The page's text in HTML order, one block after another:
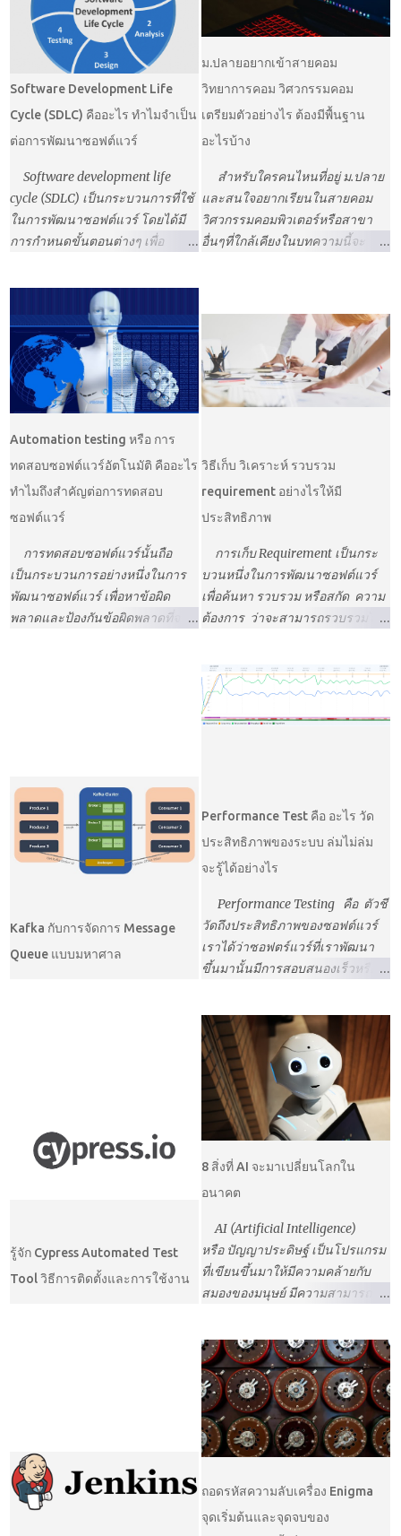
Software Development Life
Cycle (SDLC) คืออะไร ทำไมจำเป็น
ต่อการพัฒนาซอฟต์แวร์
Software development life
cycle (SDLC) เป็นกระบวนการที่ใช้
ในการพัฒนาซอฟต์แวร์ โดยได้มี
การกำหนดขั้นตอนต่างๆ เพื่อ
สมบูรณ์ โดยทั่วไปแล้ว SDLC จะ
ประกอบไปด้วย 6 ขั้นตอนได้แก่
การวางแผน การเก็บรวบรวม
Requirement การออกแบบ
ซอฟต์แวร์ การพัฒนา ซอฟต์แวร์
การทดสอบ ซอฟต์แวร์ การบำรุง
รักษา ซอฟต์แวร์ ขั้นตอน
กระบวนการพัฒนาซอฟต์แวร์ -
1. การวางแผน (Planning) เป็นการ
วางแผนในการพัฒนาซอฟต์แวร์
ใน Phase นี้ Program manager,
Project Manage จะวางแผนใน
Project ว่าจะใช้ระยะเวลาในการ
พัฒนาซอฟต์แวร์เท่าไหร่ (Time) มี
Feature อะไรบ้างที่จะพัฒนา
กลต เข้ามาเป็นปัจจัยการออกแบบ
ซอฟต์แวร์ด้วย วางแผนเพื่อเก็บ
Requirement, Design Software
และการทดสอบซอฟต์แวร์ การมี
ม.ปลายอยากเข้าสายคอม
วิทยาการคอม วิศวกรรมคอม
เตรียมตัวอย่างไร ต้องมีพื้นฐาน
อะไรบ้าง
สำหรับใครคนไหนที่อยู่ ม.ปลาย
และสนใจอยากเรียนในสายคอม
วิศวกรรมคอมพิวเตอร์หรือสาขา
อื่นๆที่ใกล้เคียงในบทความนี้จะ
วิชานี้จะต้องเขียนโปรแกรมแต่ไม่
แน่ใจว่าจะสามารถเขียนได้ไหม
เรียนไม่เก่ง เกรดไม่ดีจะเรียนคอม
ได้ไหม ก่อนจะเรียนต้องใช้ความรู้
ง่ายและสนุกกับการเรียนในสาขา
หลักสูตรที่โรงเรียนบอกได้หรือไม่
ว่าเหมาะที่จะเรียนในสาย
ของแต่ละโรงเรียนที่มีอยู่ในตอนนี้
นั้นไม่วัดถึงความถนัดตัวเราเองว่า
เหมาะที่จะเป็นนักคอมพิวเตอร์ไหม
คอมพิวเตอร์และเทคโนโลยี บาง
คนเป็นนักคอมพิวเตอร์ได้ทั้งๆที่ไม่มี
โอกาสใช้คอมพิวเตอร์ บางคนเป็น
ในชีวิตจริงยังไม่มีตัวชี้วัดไหนที่จะ
ชี้วัดว่าการจะเป็นนักคอมพิวเตอร์
ต้องจ...
Automation testing หรือ การ
ทดสอบซอฟต์แวร์อัตโนมัติ คืออะไร
ทำไมถึงสำคัญต่อการทดสอบ
ซอฟต์แวร์
การทดสอบซอฟต์แวร์นั้นถือ
เป็นกระบวนการอย่างหนึ่งในการ
พัฒนาซอฟต์แวร์ เพื่อหาข้อผิด
พลาดและป้องกันข้อผิดพลาดที่จะ
ตรงไหนหรือไม่ ยกตัวอย่างเช่น
หากซอฟต์แวร์มีการเปลี่ยนแปลง มี
New feature ใหม่ขึ้นมา tester จะมี
การทดสอบแบบ Regression
testing คือการ Run test case เก่าๆ
หรือไม่ หากพิจารณาดูแล้ว ค่อน
ข้างจะเป็นงานที่ทำซ้ำและเสียทั้ง
เวลา ปัจจุบันจึงมีแนวคิดที่จะนำ
ทดสอบลักษณะแบบนี้ให้เป็น
Automation testing ได้ หรืออาจจะ
วิธีเก็บ วิเคราะห์ รวบรวม
requirement อย่างไรให้มี
ประสิทธิภาพ
การเก็บ Requirement เป็นกระ
บวนหนึ่งในการพัฒนาซอฟต์แวร์
เพื่อค้นหา รวบรวม หรือสกัด ความ
ต้องการ ว่าจะสามารถรวบรวมได้
วัตถุประสงค์ของการพัฒนา
ซอฟต์แวร์ ความยากของการเก็บ
รวบรวมความต้องการนั้นคือเราจะ
ความต้องการที่แท้จริงของผู้ใช้งาน
ก่อนที่จะมีการเก็บ Requirements
ก่อนว่าองค์กรเราเป็นอย่างไร เพื่อ
Requirements จะตอบโจทย์ตาม
วัตถุประสงค์ขององค์กรเรา เป้า
หมายขององค์กร การศึกษาเป้า
หมายขององค์กรก่อนนั้นเพื่อให้เรา
เข้าใจว่าองค์กรมีเป้าหมายในการ
ซอฟต์แวร์มาใช้เพื่อลดต้นทุน นำ
ซอฟต์แวร์มาใช้เพื่อเพิม
ประสิทธิภาพในการผลิตได้ เป็นต้น
เข้าในถึงกฎในการดำเนินธุรกิจ
การจะผลิตซอฟต์แวร์ให้กับองค์กร
ใดๆได้นั้น ควรศึกษาทำความ
เข้าใจเกี่ยวกับกฎในการดำเนิน
เข้ามาเกี่ยวข้องบ้าง เช่น ธุรกิจด้าน
ประกันก็ต้องใช้กฎของ คปภ. มา
เป็นปัจจั...
Kafka กับการจัดการ Message
Queue แบบมหาศาล
Performance Test คือ อะไร วัด
ประสิทธิภาพของระบบ ล่มไม่ล่ม
จะรู้ได้อย่างไร
Performance Testing คือ ตัวชี
วัดถึงประสิทธิภาพของซอฟต์แวร์
เราได้ว่าซอฟตร์แวร์ที่เราพัฒนา
ขึ้นมานั้นมีการสอบสนองเร็วหรือ
สามารถทำงานได้หรือไม่ ซึ่งการทำ
Performance Testing นั้นจะทำให้
เราทราบถึงข้อจำกัดและข้อผิด
พลาดเชิงประสิทธิภาพได้ก่อนที่
ลูกค้าจะพบ ตัวอย่างหนึ่งที่เกิดขึ้น
บ่อยคือ การประกาศผลหรือคะแนน
สอบผ่านเว็บไซต์ ลักษณะของ
เว็บไซต์พร้อมๆกันทำให้ระบบล่ม
ซึ่งหากเราได้ศึกษาเกี่ยวกับ
Performance ของระบบแล้วเรา
อาจจะเข้าใจมากขึ้นว่าทำไมระบบ
อย่างแน่นอน การทดสอบแบบ
Performance Test นั้นเป็นการ
ทดสอบอยู่ในกลุ่มของ Non-
Functional testing ซึ่งมี
วัตถุประสงค์เพื่อให้ซอฟต์แวร์
ประสิทธิภาพ ง่ายต่อการบำรุงรักษา
ลดความเสี่ยงต่างๆที่อาจจะเกิดขึ้น
โดยในกลุ่มของ Non-Functional
รู้จัก Cypress Automated Test
Tool วิธีการติดตั้งและการใช้งาน
8 สิ่งที่ AI จะมาเปลี่ยนโลกใน
อนาคต
AI (Artificial Intelligence)
หรือ ปัญญาประดิษฐ์ เป็นโปรแกรม
ที่เขียนขึ้นมาให้มีความคล้ายกับ
สมองของมนุษย์ มีความสามารถใน
สามารถคิด วิเคราะห์และตัดสินใจ
เองได้ AI ไม่ใช่สิ่งที่ใหม่เพราะมีการ
พัฒนามาตั้งแต่ปี 1956 มาจนถึง
ปัจจุบัน สิ่งที่ AI กำลังได้รับความ
สนใจก็เพราะ AI มีความฉลาดมาก
มนุษย์แล้ว ปัจจุบันงานวิจัยที่ศึกษา
เกี่ยวกับเรื่อง AI และงานวิจัยที่
เกี่ยวข้องกับเรื่อง AI นั้นมีมากเป็น
ถอดรหัสความลับเครื่อง Enigma
จุดเริ่มต้นและจุดจบของ